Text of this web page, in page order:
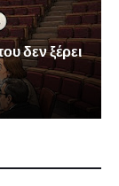
δεν ξέρει